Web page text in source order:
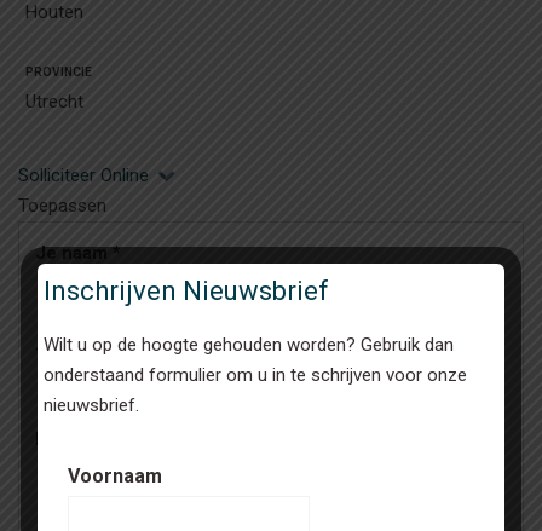
Houten
PROVINCIE
Utrecht
Solliciteer Online
Toepassen
Je naam*
Je e-mailadres*
Inschrijven Nieuwsbrief
Wilt u op de hoogte gehouden worden? Gebruik dan
onderstaand formulier om u in te schrijven voor onze
nieuwsbrief.
Voornaam